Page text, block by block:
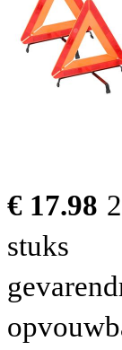
€ 17.98
stuks